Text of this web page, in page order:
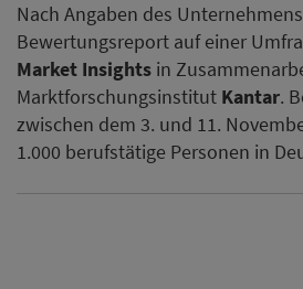
Nach Angaben des
Bewertungsreport auf einer
Market Insights in
Marktforschungsinstitut Kantar.
zwischen dem 3. und 11.
1.000 berufstätige Personen in